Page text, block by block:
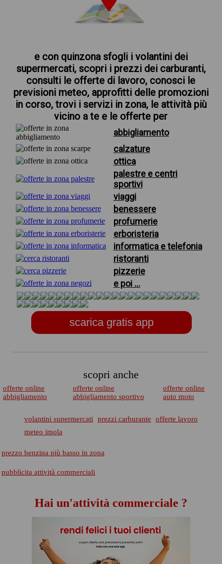
e con quinzona sfogli i volantini dei
supermercati, scopri i prezzi dei carburanti,
consulti le offerte di lavoro, conosci le
previsioni meteo, approfitti delle promozioni
in corso, trovi i servizi in zona, le attività più
vicino a te e le offerte per
abbigliamento
calzature
ottica
palestre e centri
sportivi
viaggi
benessere
profumerie
erboristeria
informatica e telefonia
ristoranti
pizzerie
e poi ...
scarica gratis app
scopri anche
offerte online
abbigliamento
offerte online
abbigliamento sportivo
offerte online
auto moto
volantini supermercati prezzi carburante
offerte lavoro
meteo imola
prezzo benzina più basso in zona
pubblicita attività commerciali
Hai un'attività commerciale ?